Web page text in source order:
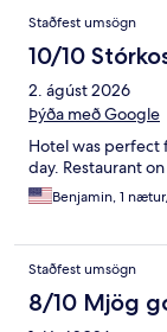
Umsagnir
Staðfest umsögn
10/10
2. ágúst 2026
Þýða með Google
Hotel was perfect
day. Restaurant
Benjamin, 1
Staðfest umsögn
8/10 Mjög